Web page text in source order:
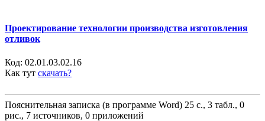
Проектирование технологии производства изготовления
отливок
Код: 02.01.03.02.16
Как тут скачать?
Пояснительная записка (в программе Word) 25 с., 3 табл., 0
рис., 7 источников, 0 приложений